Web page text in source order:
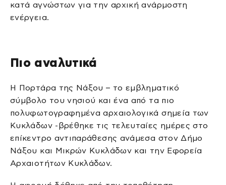
κατά αγνώστων για την αρχική ανάρμοστη
ενέργεια.
Πιο αναλυτικά
Η Πορτάρα της Νάξου – το εμβληματικό
σύμβολο του νησιού και ένα από τα πιο
πολυφωτογραφημένα αρχαιολογικά σημεία των
Κυκλάδων -βρέθηκε τις τελευταίες ημέρες στο
επίκεντρο αντιπαράθεσης ανάμεσα στον Δήμο
Νάξου και Μικρών Κυκλάδων και την Εφορεία
Αρχαιοτήτων Κυκλάδων.